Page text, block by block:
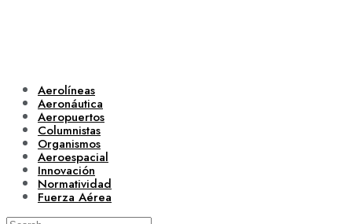
Aerolíneas
Aeronáutica
Aeropuertos
Columnistas
Organismos
Aeroespacial
Innovación
Normatividad
Fuerza Aérea